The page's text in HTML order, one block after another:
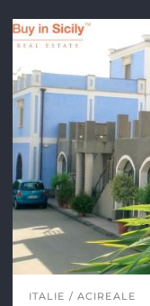
ITALIE ACIREALE